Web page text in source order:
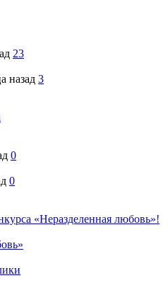
23
назад 3
0
0
«Неразделенная любовь»!